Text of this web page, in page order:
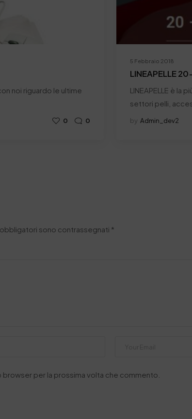
noi riguardo le ultime
0 0
5 Febbraio 2018
LINEAPELLE
LINEAPELLE è la
settori pelli,
by Admin_dev2
sono contrassegnati *
per la prossima volta che commento.